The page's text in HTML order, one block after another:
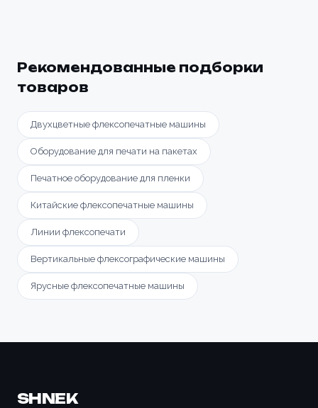
Рекомендованные подборки
товаров
Двухцветные флексопечатные машины
Оборудование для печати на пакетах
Печатное оборудование для пленки
Китайские флексопечатные машины
Линии флексопечати
Вертикальные флексографические машины
Ярусные флексопечатные машины
SHNEK